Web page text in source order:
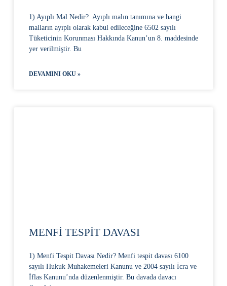
1) Ayıplı Mal Nedir? Ayıplı malın tanımına ve hangi
malların ayıplı olarak kabul edileceğine 6502 sayılı
Tüketicinin Korunması Hakkında Kanun’un 8. maddesinde
yer verilmiştir. Bu
DEVAMINI OKU »
MENFİ TESPİT DAVASI
1) Menfi Tespit Davası Nedir? Menfi tespit davası 6100
sayılı Hukuk Muhakemeleri Kanunu ve 2004 sayılı İcra ve
İflas Kanunu’nda düzenlenmiştir. Bu davada davacı